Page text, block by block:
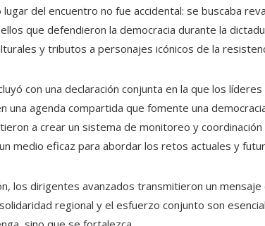
lugar del encuentro no fue accidental: se buscaba
que defendieron la democracia durante la
y tributos a personajes icónicos de la
con una declaración conjunta en la que los
una agenda compartida que fomente una
a crear un sistema de monitoreo y
medio eficaz para abordar los retos actuales y
los dirigentes avanzados transmitieron un
regional y el esfuerzo conjunto son